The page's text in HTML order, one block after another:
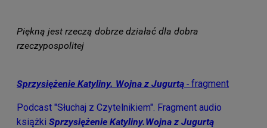
Piękną jest rzeczą dobrze działać dla dobra
rzeczypospolitej
Sprzysiężenie Katyliny. Wojna z Jugurtą - fragment
Podcast "Słuchaj z Czytelnikiem". Fragment audio
książki Sprzysiężenie Katyliny.Wojna z Jugurtą